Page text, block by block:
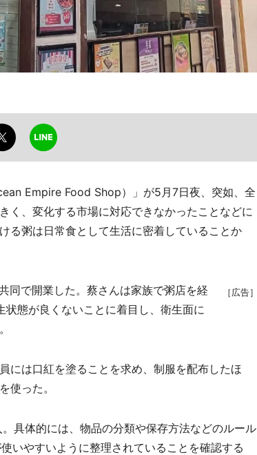
Empire Food Shop）」が5月7日夜、突如、全
く、変化する市場に対応できなかったことなどに
る粥は日常食として生活に密着していることか
［広告］
で開業した。蔡さんは家族で粥店を経
態が良くないことに着目し、衛生面に
は口紅を塗ることを求め、制服を配布したほ
使った。
具体的には、物品の分類や保存方法などのルール
いやすいように整理されていることを確認する